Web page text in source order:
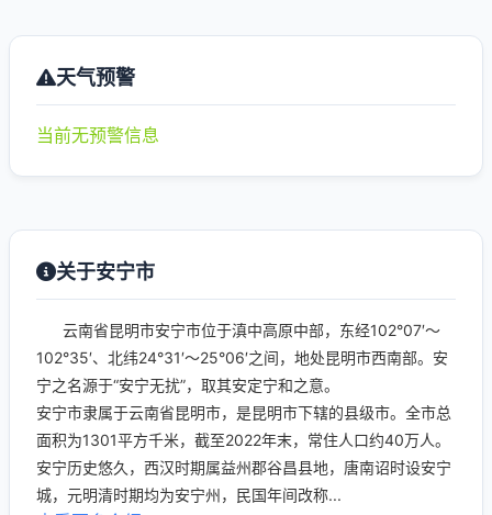
天气预警
当前无预警信息
关于安宁市
云南省昆明市安宁市位于滇中高原中部，东经102°07′～
102°35′、北纬24°31′～25°06′之间，地处昆明市西南部。安
宁之名源于“安宁无扰”，取其安定宁和之意。
安宁市隶属于云南省昆明市，是昆明市下辖的县级市。全市总
面积为1301平方千米，截至2022年末，常住人口约40万人。
安宁历史悠久，西汉时期属益州郡谷昌县地，唐南诏时设安宁
城，元明清时期均为安宁州，民国年间改称...